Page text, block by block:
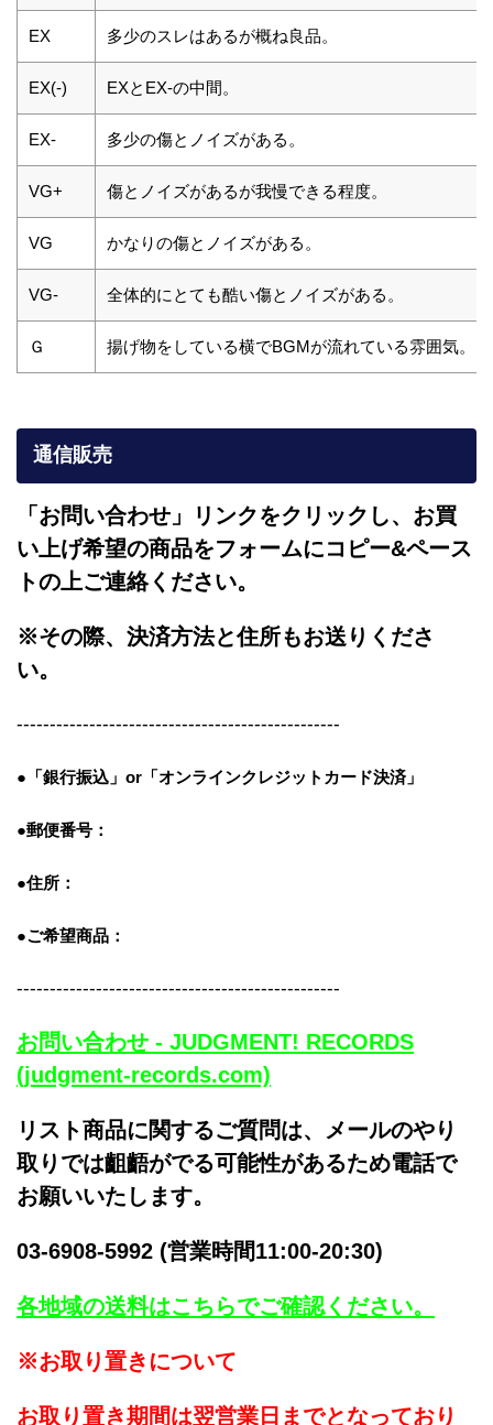
EX 多少のスレはあるが概ね良品。
EX(-) EXとEX-の中間。
EX- 多少の傷とノイズがある。
VG+ 傷とノイズがあるが我慢できる程度。
VG かなりの傷とノイズがある。
VG- 全体的にとても酷い傷とノイズがある。
Ｇ 揚げ物をしている横でBGMが流れている雰囲気。
通信販売
「お問い合わせ」リンクをクリックし、 お買
い上げ希望の商品をフォームにコピー&ペース
トの上ご連絡ください。
※その際、決済方法と住所もお送りくださ
い。
-------------------------------------------------
●「銀行振込」or「オンラインクレジットカード決済」
●郵便番号：
●住所：
●ご希望商品：
-------------------------------------------------
お問い合わせ - JUDGMENT! RECORDS
(judgment-records.com)
リスト商品に関するご質問は、メールのやり
取りでは齟齬がでる可能性があるため電話で
お願いいたします。
03-6908-5992 (営業時間11:00-20:30)
各地域の送料はこちらでご確認ください。
※お取り置きについて
お取り置き期間は翌営業日までとなっており